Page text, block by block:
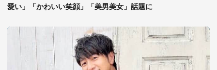
愛い」「かわいい笑顔」「美男美女」話題に